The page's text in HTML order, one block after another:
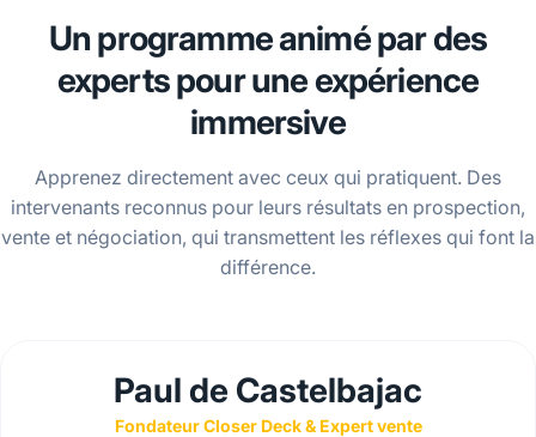
Un programme animé par des
experts pour une expérience
immersive
Apprenez directement avec ceux qui pratiquent. Des
intervenants reconnus pour leurs résultats en prospection,
vente et négociation, qui transmettent les réflexes qui font la
différence.
Paul de Castelbajac
Fondateur Closer Deck & Expert vente